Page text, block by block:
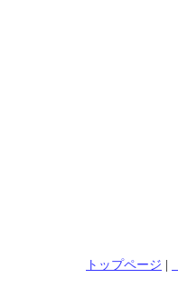
トップページ |